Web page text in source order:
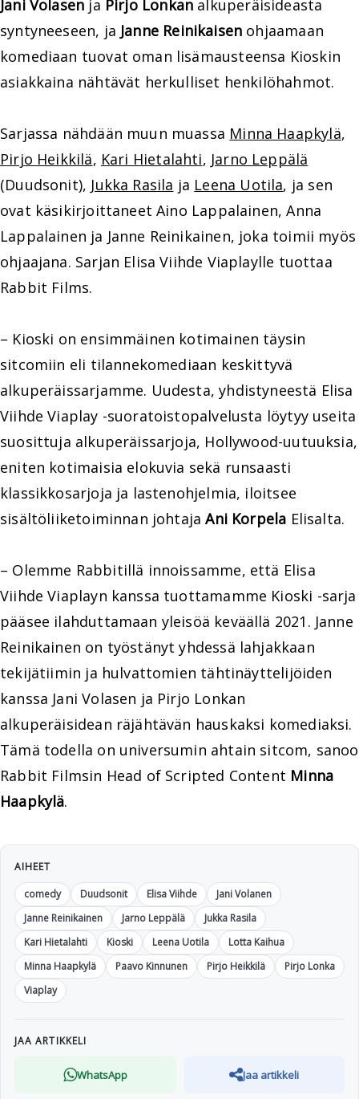
Jani Volasen ja Pirjo Lonkan alkuperäisideasta
syntyneeseen, ja Janne Reinikaisen ohjaamaan
komediaan tuovat oman lisämausteensa Kioskin
asiakkaina nähtävät herkulliset henkilöhahmot.
Sarjassa nähdään muun muassa Minna Haapkylä,
Pirjo Heikkilä, Kari Hietalahti, Jarno Leppälä
(Duudsonit), Jukka Rasila ja Leena Uotila, ja sen
ovat käsikirjoittaneet Aino Lappalainen, Anna
Lappalainen ja Janne Reinikainen, joka toimii myös
ohjaajana. Sarjan Elisa Viihde Viaplaylle tuottaa
Rabbit Films.
– Kioski on ensimmäinen kotimainen täysin
sitcomiin eli tilannekomediaan keskittyvä
alkuperäissarjamme. Uudesta, yhdistyneestä Elisa
Viihde Viaplay -suoratoistopalvelusta löytyy useita
suosittuja alkuperäissarjoja, Hollywood-uutuuksia,
eniten kotimaisia elokuvia sekä runsaasti
klassikkosarjoja ja lastenohjelmia, iloitsee
sisältöliiketoiminnan johtajaAni Korpela Elisalta.
– Olemme Rabbitillä innoissamme, että Elisa
Viihde Viaplayn kanssa tuottamamme Kioski -sarja
pääsee ilahduttamaan yleisöä keväällä 2021. Janne
Reinikainen on työstänyt yhdessä lahjakkaan
tekijätiimin ja hulvattomien tähtinäyttelijöiden
kanssa Jani Volasen ja Pirjo Lonkan
alkuperäisidean räjähtävän hauskaksi komediaksi.
Tämä todella on universumin ahtain sitcom, sanoo
Rabbit Filmsin Head of Scripted Content Minna
Haapkylä.
AIHEET
comedy
Duudsonit Elisa Viihde
Jani Volanen
Janne Reinikainen
Jarno Leppälä
Jukka Rasila
Kari Hietalahti
Kioski Leena Uotila
Lotta Kaihua
Minna Haapkylä
Paavo Kinnunen Pirjo Heikkilä
Pirjo Lonka
Viaplay
JAA ARTIKKELI
WhatsApp Jaa artikkeli